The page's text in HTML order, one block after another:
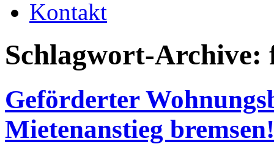
Kontakt
Schlagwort-Archive:
Geförderter
Mietenanstieg bremsen!